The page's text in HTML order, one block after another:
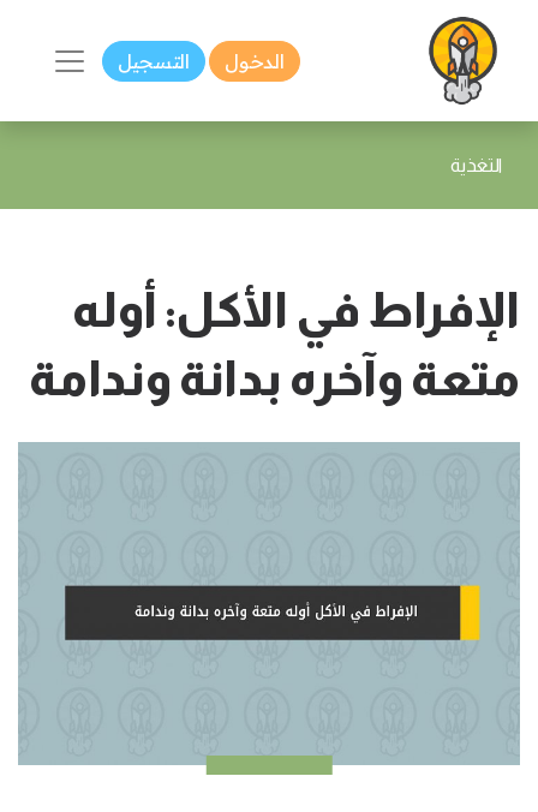
الدخول التسجيل
التغذية
الإفراط في الأكل: أوله
متعة وآخره بدانة وندامة